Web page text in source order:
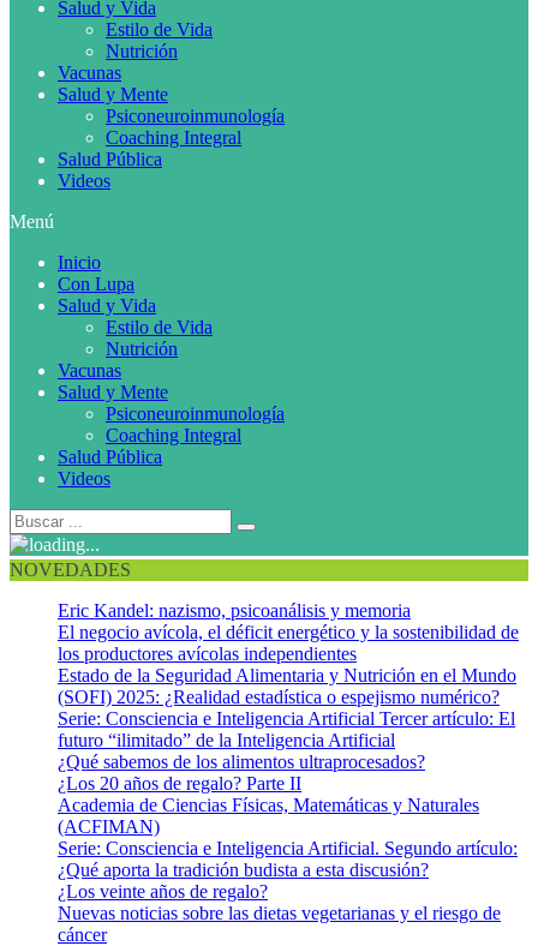
Salud y Vida
Estilo de Vida
Nutrición
Vacunas
Salud y Mente
Psiconeuroinmunología
Coaching Integral
Salud Pública
Videos
Menú
Inicio
Con Lupa
Salud y Vida
Estilo de Vida
Nutrición
Vacunas
Salud y Mente
Psiconeuroinmunología
Coaching Integral
Salud Pública
Videos
NOVEDADES
Eric Kandel: nazismo, psicoanálisis y memoria
El negocio avícola, el déficit energético y la sostenibilidad de
los productores avícolas independientes
Estado de la Seguridad Alimentaria y Nutrición en el Mundo
(SOFI) 2025: ¿Realidad estadística o espejismo numérico?
Serie: Consciencia e Inteligencia Artificial Tercer artículo: El
futuro “ilimitado” de la Inteligencia Artificial
¿Qué sabemos de los alimentos ultraprocesados?
¿Los 20 años de regalo? Parte II
Academia de Ciencias Físicas, Matemáticas y Naturales
(ACFIMAN)
Serie: Consciencia e Inteligencia Artificial. Segundo artículo:
¿Qué aporta la tradición budista a esta discusión?
¿Los veinte años de regalo?
Nuevas noticias sobre las dietas vegetarianas y el riesgo de
cáncer